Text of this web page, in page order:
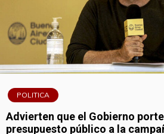
POLITICA
Advierten que el Gobierno
presupuesto público a la